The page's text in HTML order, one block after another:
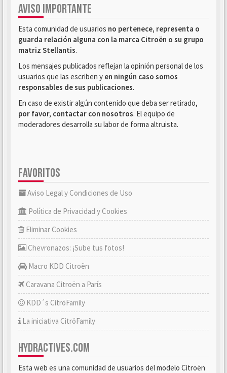
AVISO IMPORTANTE
Esta comunidad de usuarios no pertenece, representa o
guarda relación alguna con la marca Citroën o su grupo
matriz Stellantis.
Los mensajes publicados reflejan la opinión personal de los
usuarios que las escriben y en ningún caso somos
responsables de sus publicaciones.
En caso de existir algún contenido que deba ser retirado,
por favor, contactar con nosotros. El equipo de
moderadores desarrolla su labor de forma altruista.
FAVORITOS
Aviso Legal y Condiciones de Uso
Política de Privacidad y Cookies
Eliminar Cookies
Chevronazos: ¡Sube tus fotos!
Macro KDD Citroën
Caravana Citroën a París
KDD´s CitröFamily
La iniciativa CitröFamily
HYDRACTIVES.COM
Esta web es una comunidad de usuarios del modelo Citroën